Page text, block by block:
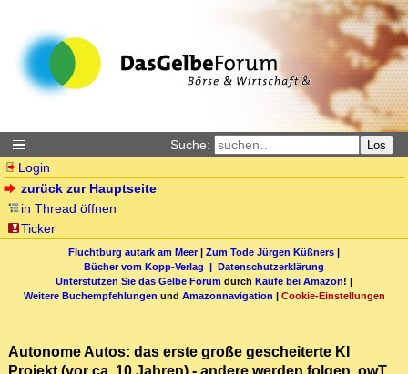
Suche: Los
Login
zurück zur Hauptseite
in Thread öffnen
Ticker
Fluchtburg autark am Meer| Zum Tode Jürgen Küßners |
Bücher vom Kopp-Verlag | Datenschutzerklärung
Unterstützen Sie das Gelbe Forum durch Käufe bei Amazon! |
Weitere Buchempfehlungen und Amazonnavigation | Cookie-Einstellungen
Autonome Autos: das erste große gescheiterte KI